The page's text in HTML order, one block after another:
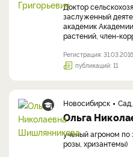
Доктор
заслуженный
академик
растений, член-
Регистрация: 31.03.2016
публикаций: 11
Новосибирск
Ольга
ученый агроном по
розы, хризантемы)